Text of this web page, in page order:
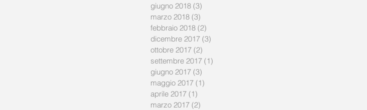
giugno 2018 (3)
marzo 2018 (3)
febbraio 2018 (2)
dicembre 2017 (3)
ottobre 2017 (2)
settembre 2017 (1)
giugno 2017 (3)
maggio 2017 (1)
aprile 2017 (1)
marzo 2017 (2)